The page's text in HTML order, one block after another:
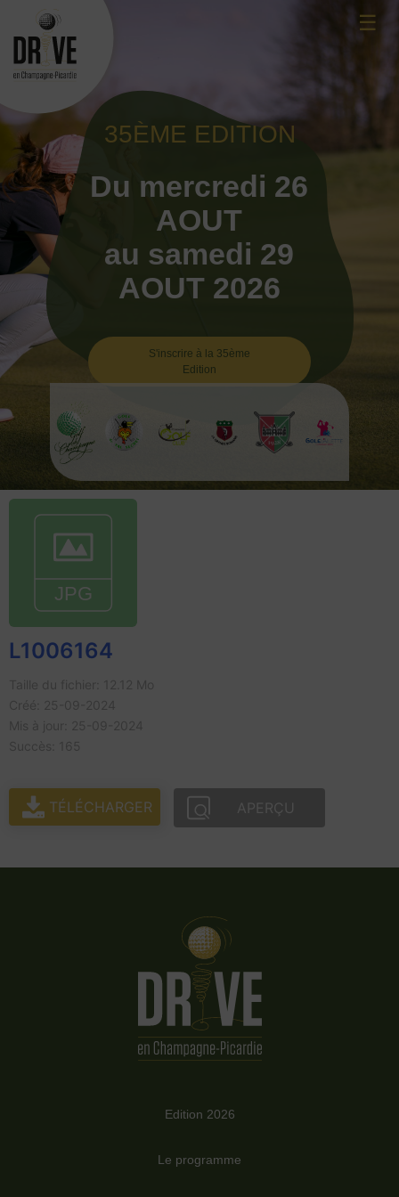
content
☰
35ÈME EDITION
Du mercredi 26
AOUT
au samedi 29
AOUT 2026
S'inscrire à la 35ème
Edition
L1006164
TÉLÉCHARGER APERÇU
Edition 2026
Le programme